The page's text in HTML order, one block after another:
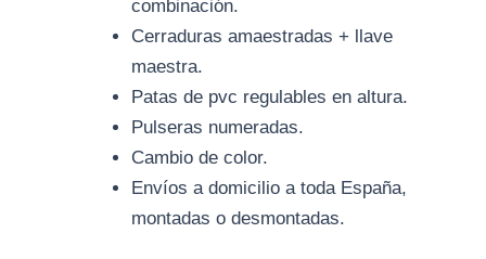
combinación.
Cerraduras amaestradas + llave
maestra.
Patas de pvc regulables en altura.
Pulseras numeradas.
Cambio de color.
Envíos a domicilio a toda España,
montadas o desmontadas.